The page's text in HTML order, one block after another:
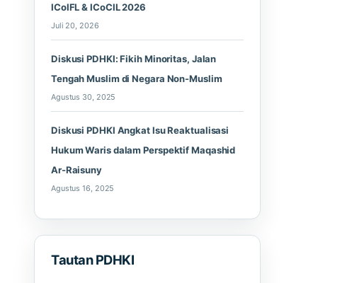
ICoIFL & ICoCIL 2026
Juli 20, 2026
Diskusi PDHKI: Fikih Minoritas, Jalan
Tengah Muslim di Negara Non-Muslim
Agustus 30, 2025
Diskusi PDHKI Angkat Isu Reaktualisasi
Hukum Waris dalam Perspektif Maqashid
Ar-Raisuny
Agustus 16, 2025
Tautan PDHKI